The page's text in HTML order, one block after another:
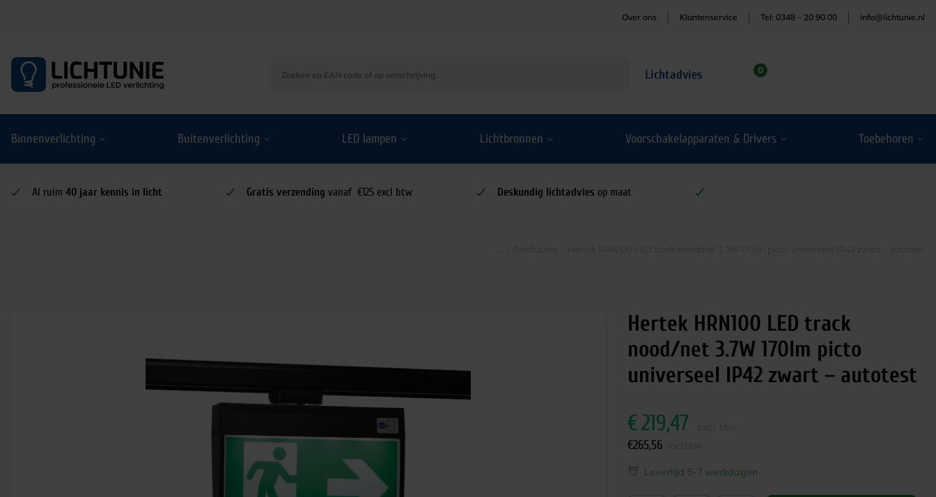
Over ons Klantenservice Tel: 0348 – 20 90 00 info@lichtunie.nl
Lichtadvies 0
Binnenverlichting Buitenverlichting LED lampen Lichtbronnen Voorschakelapparaten & Drivers Toebehoren
Al ruim 40 jaar kennis in licht Gratis verzending vanaf €125 excl btw Deskundig lichtadvies op maat
Hertek HRN100 LED track
nood/net 3.7W 170lm picto
universeel IP42 zwart – autotest
€219,47
€265,56
Levertijd 5-7 werkdagen